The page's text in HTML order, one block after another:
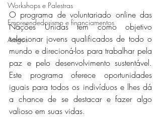
Workshops e Palestras
Empreendedorismo e financiamentos
Artigos
O programa de voluntariado online das
Nações Unidas tem como objetivo
selecionar jovens qualificados de todo o
mundo e direcioná-los para trabalhar pela
paz e pelo desenvolvimento sustentável.
Este programa oferece oportunidades
iguais para todos os indivíduos e lhes dá
a chance de se destacar e fazer algo
valioso em suas vidas.